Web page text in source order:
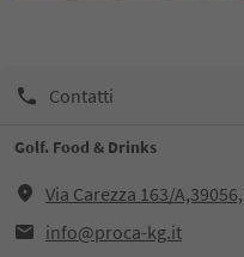
Contatti
Golf. Food & Drinks
Via Carezza 163/
info@proca-kg.it